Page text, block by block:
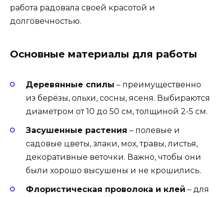
работа радовала своей красотой и
долговечностью.
Основные материалы для работы
Деревянные спилы – преимущественно
из берёзы, ольхи, сосны, ясеня. Выбираются
диаметром от 10 до 50 см, толщиной 2-5 см.
Засушенные растения – полевые и
садовые цветы, злаки, мох, травы, листья,
декоративные веточки. Важно, чтобы они
были хорошо высушены и не крошились.
Флористическая проволока и клей – для